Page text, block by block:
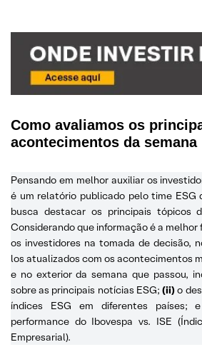
Como avaliamos os
acontecimentos da semana
Pensando em melhor auxiliar os
é um relatório publicado pelo time ESG
busca destacar os principais tópicos
Considerando que informação é a
os investidores na tomada de decisão,
los atualizados com os acontecimentos
e no exterior da semana que passou,
sobre as principais notícias ESG;(ii)o
índices ESG em diferentes países;
performance do Ibovespa vs. ISE
Empresarial).